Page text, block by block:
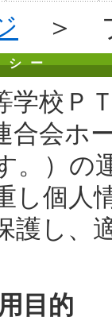
＞
シー
学校Ｐ
合会ホ
。）の
し個人
護し、
目的